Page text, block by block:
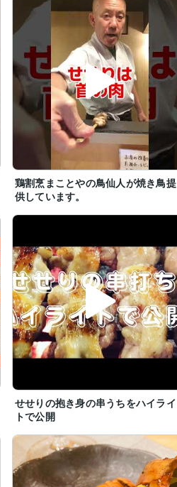
鶏割烹まことやの鳥仙人が焼き鳥提
供しています。
せせりの抱き身の串うちをハイライ
トで公開